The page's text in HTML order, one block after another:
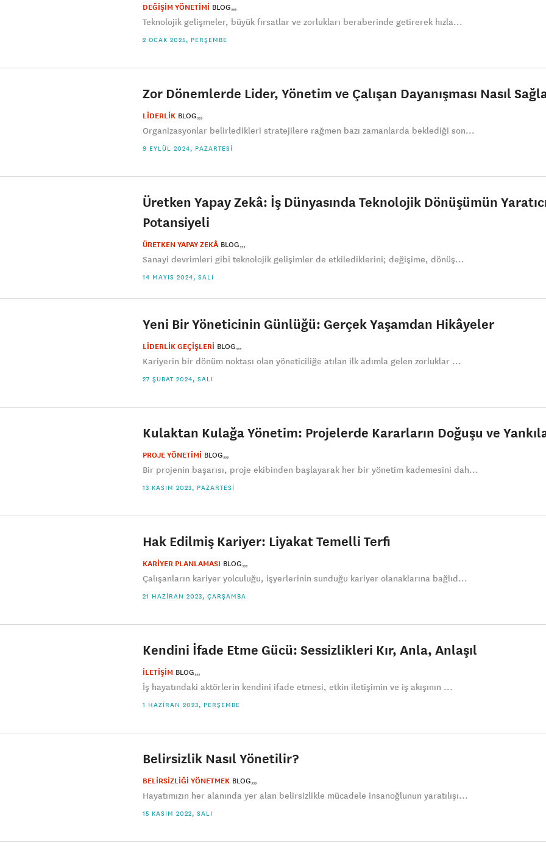
DEĞİŞİM YÖNETİMİ BLOG
Teknolojik gelişmeler, büyük fırsatlar ve zorlukları beraberinde getirerek hızla...
2 OCAK 2025, PERŞEMBE
Zor Dönemlerde Lider, Yönetim ve Çalışan Dayanışması Nasıl
LİDERLİK BLOG
Organizasyonlar belirledikleri stratejilere rağmen bazı zamanlarda beklediği son...
9 EYLÜL 2024, PAZARTESI
Üretken Yapay Zekâ: İş Dünyasında Teknolojik Dönüşümün
Potansiyeli
ÜRETKEN YAPAY ZEKÂ BLOG
Sanayi devrimleri gibi teknolojik gelişimler de etkilediklerini; değişime, dönüş...
14 MAYIS 2024, SALI
Yeni Bir Yöneticinin Günlüğü: Gerçek Yaşamdan Hikâyeler
LİDERLİK GEÇİŞLERİ BLOG
Kariyerin bir dönüm noktası olan yöneticiliğe atılan ilk adımla gelen zorluklar ...
27 ŞUBAT 2024, SALI
Kulaktan Kulağa Yönetim: Projelerde Kararların Doğuşu ve
PROJE YÖNETİMİ BLOG
Bir projenin başarısı, proje ekibinden başlayarak her bir yönetim kademesini dah...
13 KASIM 2023, PAZARTESI
Hak Edilmiş Kariyer: Liyakat Temelli Terfi
KARİYER PLANLAMASI BLOG
Çalışanların kariyer yolculuğu, işyerlerinin sunduğu kariyer olanaklarına bağlıd...
21 HAZIRAN 2023, ÇARŞAMBA
Kendini İfade Etme Gücü: Sessizlikleri Kır, Anla, Anlaşıl
İLETİŞİM BLOG
İş hayatındaki aktörlerin kendini ifade etmesi, etkin iletişimin ve iş akışının ...
1 HAZIRAN 2023, PERŞEMBE
Belirsizlik Nasıl Yönetilir?
BELİRSİZLİĞİ YÖNETMEK BLOG
Hayatımızın her alanında yer alan belirsizlikle mücadele insanoğlunun yaratılışı...
15 KASIM 2022, SALI